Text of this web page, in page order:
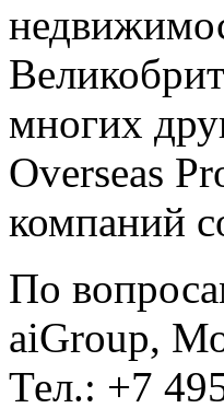
многих
Overseas
компаний
По
aiGroup,
Тел.: +7